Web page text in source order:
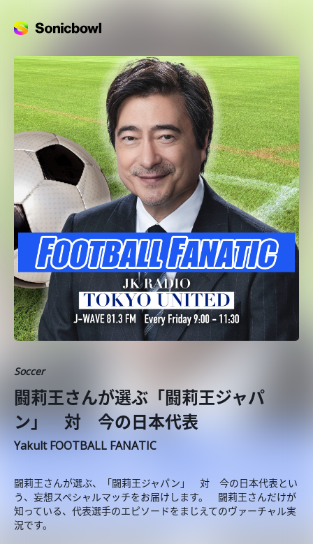
Soccer
闘莉王さんが選ぶ「闘莉王ジャパ
ン」 対 今の日本代表
Yakult FOOTBALL FANATIC
闘莉王さんが選ぶ、「闘莉王ジャパン」 対 今の日本代表とい
う、妄想スペシャルマッチをお届けします。 闘莉王さんだけが
知っている、代表選手のエピソードをまじえてのヴァーチャル実
況です。